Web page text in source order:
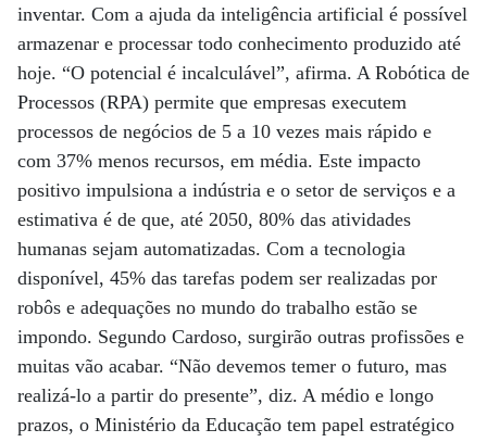
inventar. Com a ajuda da inteligência artificial é possível
armazenar e processar todo conhecimento produzido até
hoje. “O potencial é incalculável”, afirma. A Robótica de
Processos (RPA) permite que empresas executem
processos de negócios de 5 a 10 vezes mais rápido e
com 37% menos recursos, em média. Este impacto
positivo impulsiona a indústria e o setor de serviços e a
estimativa é de que, até 2050, 80% das atividades
humanas sejam automatizadas. Com a tecnologia
disponível, 45% das tarefas podem ser realizadas por
robôs e adequações no mundo do trabalho estão se
impondo. Segundo Cardoso, surgirão outras profissões e
muitas vão acabar. “Não devemos temer o futuro, mas
realizá-lo a partir do presente”, diz. A médio e longo
prazos, o Ministério da Educação tem papel estratégico